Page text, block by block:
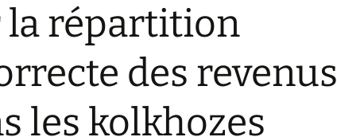
la répartition
des revenus
les kolkhozes